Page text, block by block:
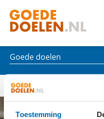
Toestemming
Goede doelen